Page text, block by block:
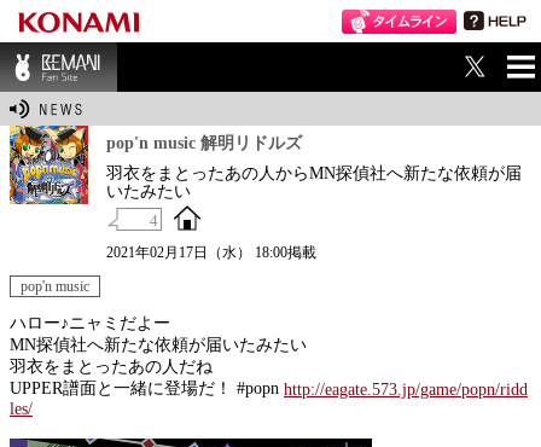
BEMANI Fan Sit
pop'n music 解明リドルズ
羽衣をまとったあの人からMN探偵社へ新たな依頼が届
いたみたい
4
2021年02月17日（水） 18:00掲載
pop'n music
ハロー♪ニャミだよー
MN探偵社へ新たな依頼が届いたみたい
羽衣をまとったあの人だね
UPPER譜面と一緒に登場だ！ #popn http://eagate.573.jp/game/popn/ridd
les/